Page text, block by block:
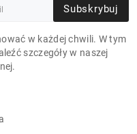
Subskrybuj
w każdej chwili. W tym
szczegóły w naszej